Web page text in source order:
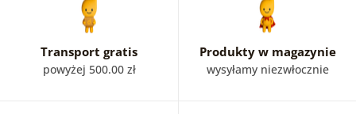
Transport gratis
powyżej 500.00 zł
Produkty w magazynie
wysyłamy niezwłocznie